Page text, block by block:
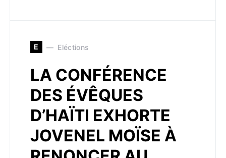
E Eléctions
LA CONFÉRENCE
DES ÉVÊQUES
D’HAÏTI EXHORTE
JOVENEL MOÏSE À